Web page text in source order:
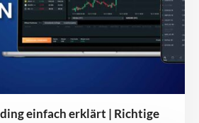
einfach erklärt | Richtige